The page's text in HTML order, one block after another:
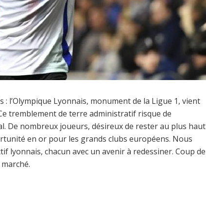
: l’Olympique Lyonnais, monument de la Ligue 1, vient
tremblement de terre administratif risque de
De nombreux joueurs, désireux de rester au plus haut
en or pour les grands clubs européens. Nous
lyonnais, chacun avec un avenir à redessiner. Coup de